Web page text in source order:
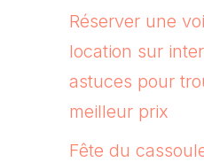
Réserver une
location sur
astuces pour
meilleur prix
Fête du